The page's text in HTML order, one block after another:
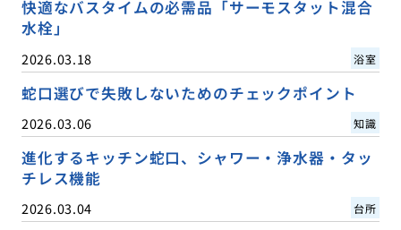
快適なバスタイムの必需品「サーモスタット混合
水栓」
2026.03.18 浴室
蛇口選びで失敗しないためのチェックポイント
2026.03.06 知識
進化するキッチン蛇口、シャワー・浄水器・タッ
チレス機能
2026.03.04 台所